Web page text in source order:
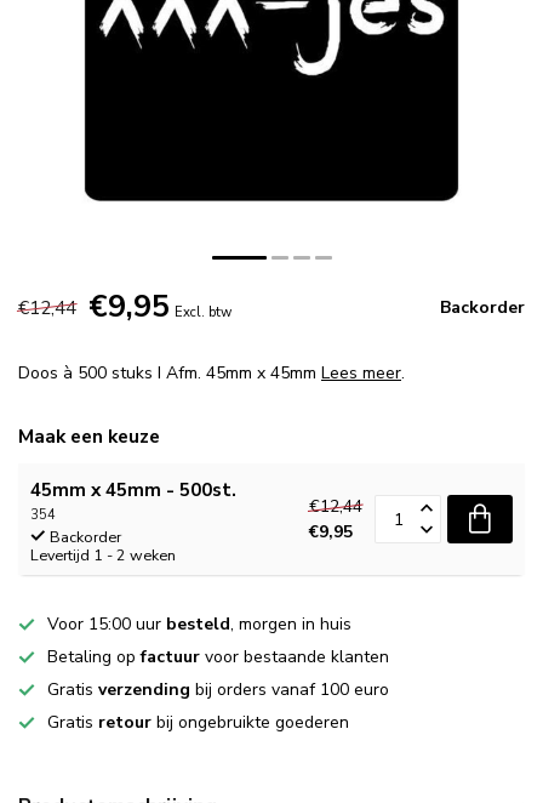
€12,44 €9,95 Excl. btw Backorder
Doos à 500 stuks I Afm. 45mm x 45mm Lees meer.
Maak een keuze
45mm x 45mm - 500st.
354
Backorder
Levertijd 1 - 2 weken
€12,44
€9,95
Voor 15:00 uur besteld, morgen in huis
Betaling opfactuur voor bestaande klanten
Gratis verzending bij orders vanaf 100 euro
Gratis retour bij ongebruikte goederen